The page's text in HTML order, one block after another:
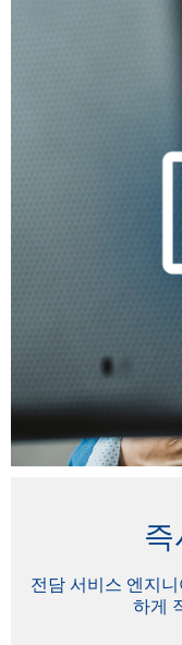
전담 서비스 엔지
하게